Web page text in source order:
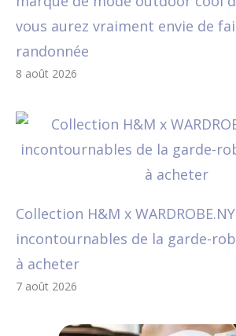
vous aurez vraiment envie de
randonnée
8 août 2026
Collection H&M x
incontournables de la garde-
à acheter
7 août 2026